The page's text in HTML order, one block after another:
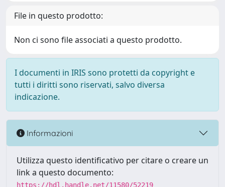
File in questo prodotto:
Non ci sono file associati a questo prodotto.
I documenti in IRIS sono protetti da copyright e
tutti i diritti sono riservati, salvo diversa
indicazione.
Informazioni
Utilizza questo identificativo per citare o creare un
link a questo documento:
https://hdl.handle.net/11580/52219